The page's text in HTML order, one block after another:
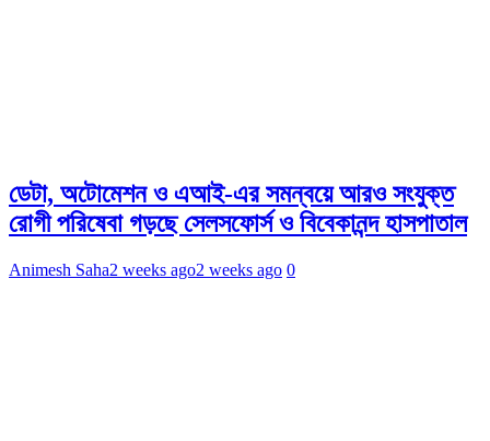
ডেটা, অটোমেশন ও এআই-এর সমন্বয়ে আরও সংযুক্ত
রোগী পরিষেবা গড়ছে সেলসফোর্স ও বিবেকানন্দ হাসপাতাল
Animesh Saha2 weeks ago2 weeks ago 0